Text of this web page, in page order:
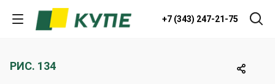
+7 (343) 247-21-75
РИС. 134